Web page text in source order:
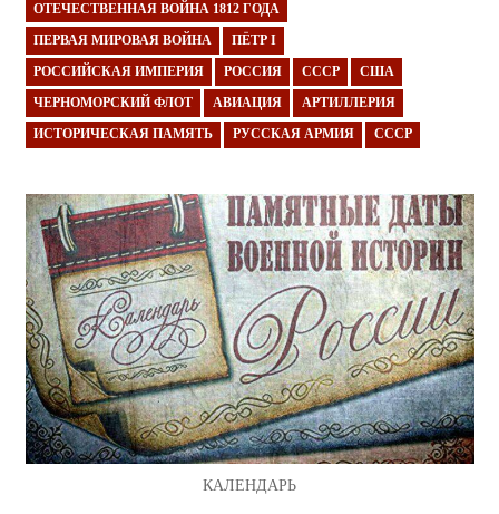
ОТЕЧЕСТВЕННАЯ ВОЙНА 1812 ГОДА
ПЕРВАЯ МИРОВАЯ ВОЙНА ПЁТР I
РОССИЙСКАЯ ИМПЕРИЯ РОССИЯ СССР США
ЧЕРНОМОРСКИЙ ФЛОТ АВИАЦИЯ АРТИЛЛЕРИЯ
ИСТОРИЧЕСКАЯ ПАМЯТЬ РУССКАЯ АРМИЯ СССР
КАЛЕНДАРЬ